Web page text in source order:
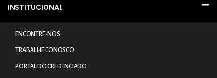
INSTITUCIONAL
ENCONTRE-NOS
TRABALHE CONOSCO
PORTAL DO CREDENCIADO